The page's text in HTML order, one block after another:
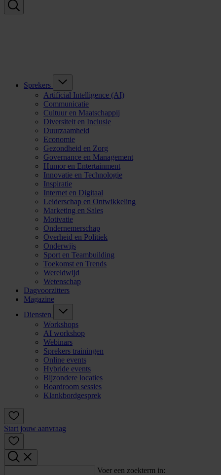
Sprekers
Artificial Intelligence (AI)
Communicatie
Cultuur en Maatschappij
Diversiteit en Inclusie
Duurzaamheid
Economie
Gezondheid en Zorg
Governance en Management
Humor en Entertainment
Innovatie en Technologie
Inspiratie
Internet en Digitaal
Leiderschap en Ontwikkeling
Marketing en Sales
Motivatie
Ondernemerschap
Overheid en Politiek
Onderwijs
Sport en Teambuilding
Toekomst en Trends
Wereldwijd
Wetenschap
Dagvoorzitters
Magazine
Diensten
Workshops
AI workshop
Webinars
Sprekers trainingen
Online events
Hybride events
Bijzondere locaties
Boardroom sessies
Klankbordgesprek
Start jouw aanvraag
Voer een zoekterm in: